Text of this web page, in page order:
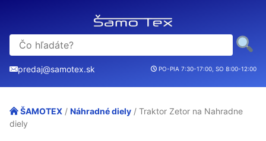
predaj@samotex.sk PO-PIA 7:30-17:00, SO 8:00-12:00
ŠAMOTEX / Náhradné diely / Traktor Zetor na Nahradne
diely